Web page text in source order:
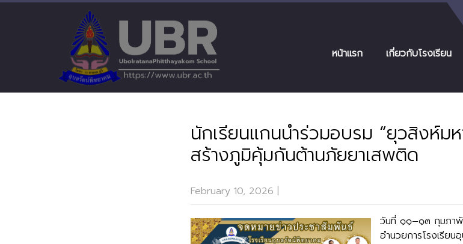
หน้าแรก เกี่ยวกับโรงเรียน
นักเรียนแกนนำร่วมอบรม “ยุวสิงห์ม
สร้างภูมิคุ้มกันต้านภัยยาเสพติด
February 10, 2026 |
วันที่ ๑๑–๑๓ กุมภา
อำนวยการโรงเรีย